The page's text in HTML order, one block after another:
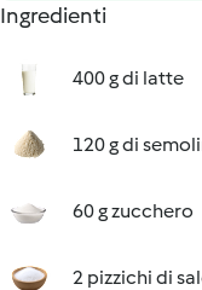
Ingredienti
400 g di latte
120 g di
60 g zucchero
2 pizzichi di